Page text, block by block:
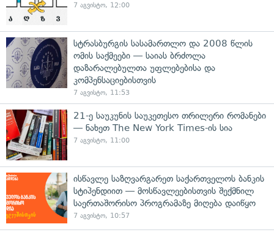
7 აგვისტო, 12:00
სტრასბურგის სასამართლო და 2008 წლის
ომის საქმეები — საიას ბრძოლა
დაზარალებულთა უფლებებისა და
კომპენსაციებისთვის
7 აგვისტო, 11:53
21-ე საუკუნის საუკეთესო თრილერი რომანები
— ნახეთ The New York Times-ის სია
7 აგვისტო, 11:00
ისწავლე საზღვარგარეთ საქართველოს ბანკის
სტიპენდიით — მოსწავლეებისთვის შექმნილ
საერთაშორისო პროგრამაზე მიღება დაიწყო
7 აგვისტო, 10:57